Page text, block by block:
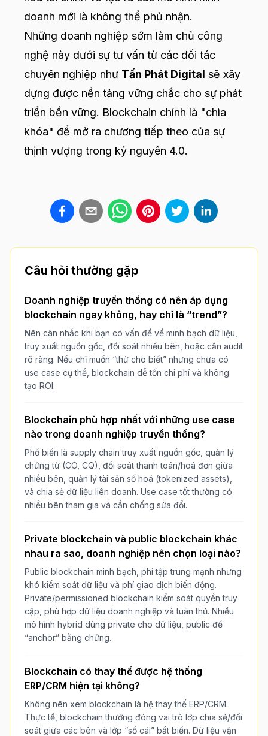
doanh mới là không thể phủ nhận.
Những doanh nghiệp sớm làm chủ công
nghệ này dưới sự tư vấn từ các đối tác
chuyên nghiệp như Tấn Phát Digital sẽ xây
dựng được nền tảng vững chắc cho sự phát
triển bền vững. Blockchain chính là "chìa
khóa" để mở ra chương tiếp theo của sự
thịnh vượng trong kỷ nguyên 4.0.
Câu hỏi thường gặp
Doanh nghiệp truyền thống có nên áp dụng
blockchain ngay không, hay chỉ là “trend”?
Nên cân nhắc khi bạn có vấn đề về minh bạch dữ liệu,
truy xuất nguồn gốc, đối soát nhiều bên, hoặc cần audit
rõ ràng. Nếu chỉ muốn “thử cho biết” nhưng chưa có
use case cụ thể, blockchain dễ tốn chi phí và không
tạo ROI.
Blockchain phù hợp nhất với những use case
nào trong doanh nghiệp truyền thống?
Phổ biến là supply chain truy xuất nguồn gốc, quản lý
chứng từ (CO, CQ), đối soát thanh toán/hoá đơn giữa
nhiều bên, quản lý tài sản số hoá (tokenized assets),
và chia sẻ dữ liệu liên doanh. Use case tốt thường có
nhiều bên tham gia và cần chống sửa đổi.
Private blockchain và public blockchain khác
nhau ra sao, doanh nghiệp nên chọn loại nào?
Public blockchain minh bạch, phi tập trung mạnh nhưng
khó kiểm soát dữ liệu và phí giao dịch biến động.
Private/permissioned blockchain kiểm soát quyền truy
cập, phù hợp dữ liệu doanh nghiệp và tuân thủ. Nhiều
mô hình hybrid dùng private cho dữ liệu, public để
“anchor” bằng chứng.
Blockchain có thay thế được hệ thống
ERP/CRM hiện tại không?
Không nên xem blockchain là hệ thay thế ERP/CRM.
Thực tế, blockchain thường đóng vai trò lớp chia sẻ/đối
soát giữa các bên và lớp “sổ cái” bất biến. Dữ liệu vận